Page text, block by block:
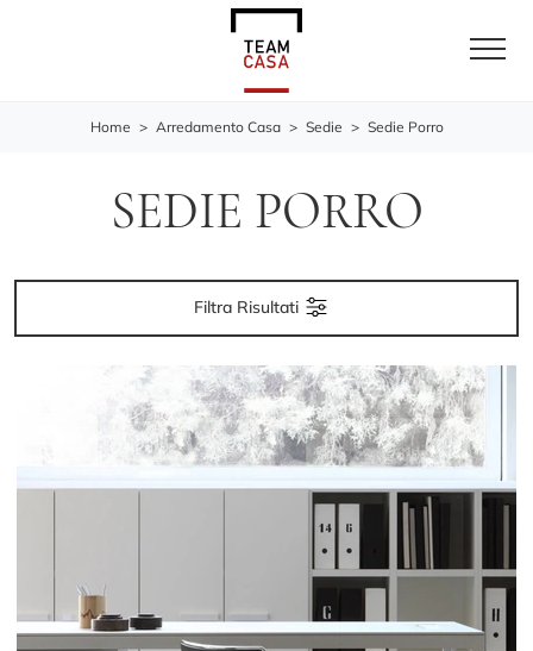
Home > Arredamento Casa > Sedie > Sedie Porro
SEDIE PORRO
Filtra Risultati